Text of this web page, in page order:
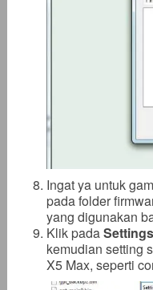
Ingat ya untuk
pada folder
yang digunakan
Klik padaSettings
kemudian setting
X5 Max, seperti